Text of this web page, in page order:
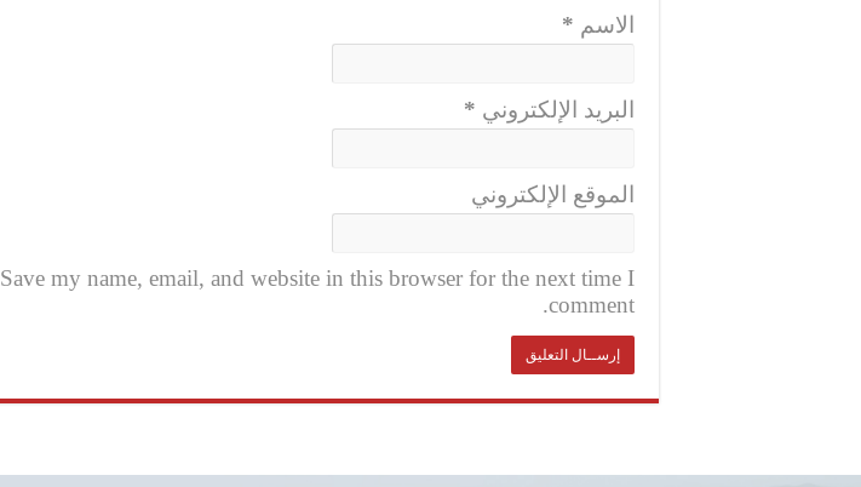
الاسم *
البريد الإلكتروني *
الموقع الإلكتروني
Save my name, email, and website in this browser for the next time I
comment.